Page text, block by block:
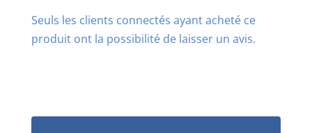
Seuls les clients connectés ayant acheté ce
produit ont la possibilité de laisser un avis.